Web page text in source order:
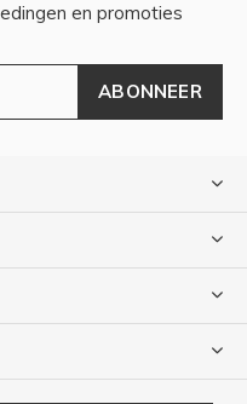
en promoties
ABONNEER